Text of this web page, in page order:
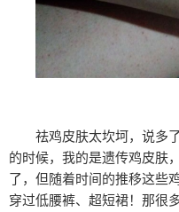
祛鸡皮肤太坎坷，说多
的时候，我的是遗传鸡皮肤
了，但随着时间的推移这些
穿过低腰裤、超短裙！那很